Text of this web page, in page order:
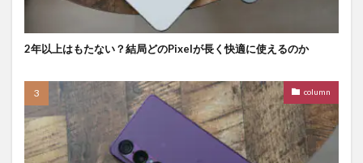
2年以上はもたない？結局どのPixelが長く快適に使えるのか
column